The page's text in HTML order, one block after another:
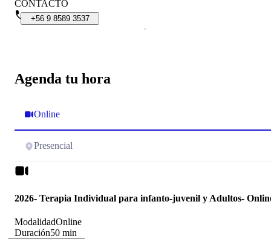
Agenda tu hora
Online
Presencial
2026- Terapia Individual para infanto-juvenil y Adultos-
ModalidadOnline
Duración50 min
CONTACTO
+56 9 8589 3537